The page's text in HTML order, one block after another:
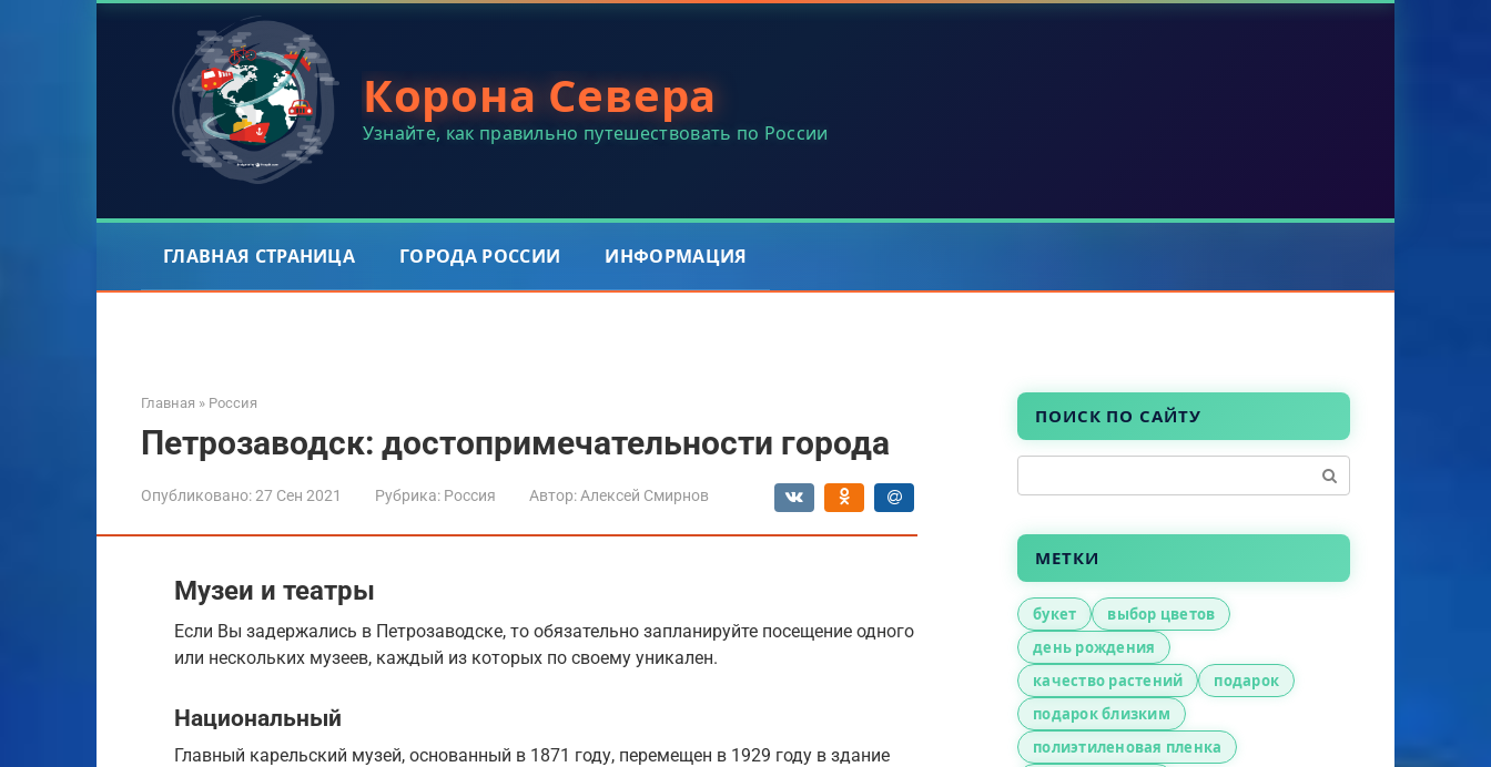
Корона Севера
Узнайте, как правильно путешествовать по России
ГЛАВНАЯ СТРАНИЦА ГОРОДА РОССИИ ИНФОРМАЦИЯ
Главная » Россия
Петрозаводск: достопримечательности города
Опубликовано:27 Сен 2021 Рубрика: Россия Автор: Алексей Смирнов
Музеи и театры
Если Вы задержались в Петрозаводске, то обязательно запланируйте посещение одного
или нескольких музеев, каждый из которых по своему уникален.
Национальный
Главный карельский музей, основанный в 1871 году, перемещен в 1929 году в здание
ПОИСК ПО САЙТУ
МЕТКИ
букет
выбор цветов
день рождения
качество растений
подарок
подарок близким
полиэтиленовая пленка